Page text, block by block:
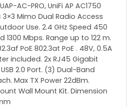
AC-PRO, UniFi AP AC1750
3×3 Mimo Dual Radio Access
Use. 2.4 GHz Speed 450
1300 Mbps. Range up to 122 m.
PoE 802.3at PoE . 48V, 0.5A
included. 2x RJ45 Gigabit
2.0 Port. (3) Dual-Band
Max TX Power 22dBm.
Wall Mount Kit. Dimension